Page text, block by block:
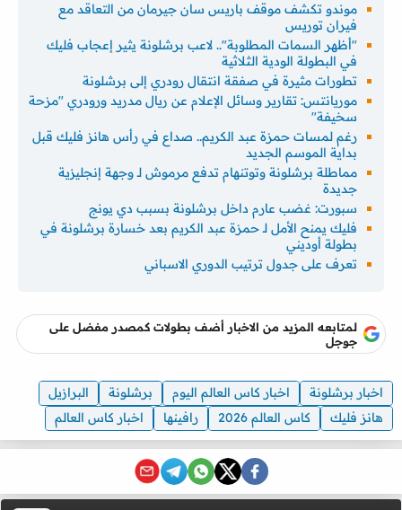
موندو تكشف موقف باريس سان جيرمان من التعاقد مع
فيران توريس
"أظهر السمات المطلوبة".. لاعب برشلونة يثير إعجاب فليك
في البطولة الودية الثلاثية
تطورات مثيرة في صفقة انتقال رودري إلى برشلونة
موريانتس: تقارير وسائل الإعلام عن ريال مدريد ورودري "مزحة
سخيفة"
رغم لمسات حمزة عبد الكريم.. صداع في رأس هانز فليك قبل
بداية الموسم الجديد
مماطلة برشلونة وتوتنهام تدفع مرموش لـ وجهة إنجليزية
جديدة
سبورت: غضب عارم داخل برشلونة بسبب دي يونج
فليك يمنح الأمل لـ حمزة عبد الكريم بعد خسارة برشلونة في
بطولة أوديني
تعرف على جدول ترتيب الدوري الاسباني
لمتابعه المزيد من الاخبار أضف بطولات كمصدر مفضل على
جوجل
اخبار برشلونة اخبار كاس العالم اليوم برشلونة
البرازيل
هانز فليك
كاس العالم 2026 رافينها اخبار كاس العالم